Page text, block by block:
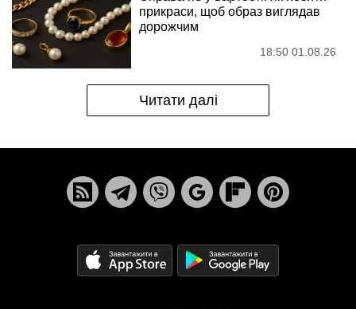
прикраси, щоб образ виглядав
дорожчим
18:50 01.08.26
Читати далі